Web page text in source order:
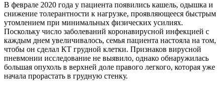
В феврале 2020 года у пациента появились кашель, одышка и
снижение толерантности к нагрузке, проявляющееся быстрым
утомлением при минимальных физических усилиях.
Поскольку число заболеваний коронавирусной инфекцией с
каждым днем увеличивалось, семья пациента настояла на том,
чтобы он сделал КТ грудной клетки. Признаков вирусной
пневмонии исследование не выявило, однако обнаружилась
большая опухоль в верхней доле правого легкого, которая уже
начала прорастать в грудную стенку.